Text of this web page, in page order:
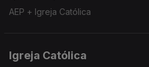
AEP + Igreja Católica
Igreja Católica